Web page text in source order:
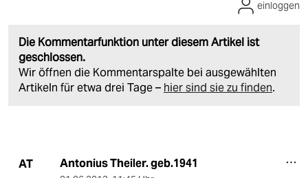
Die Kommentarfunktion unter diesem Artikel ist
geschlossen.
Wir öffnen die Kommentarspalte bei ausgewählten
Artikeln für etwa drei Tage – hier sind sie zu finden.
einloggen
AT Antonius Theiler. geb.1941